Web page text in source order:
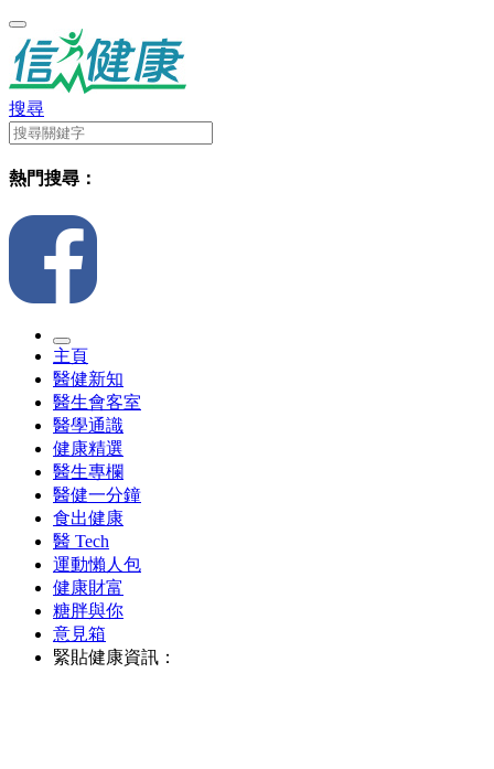
搜尋
熱門搜尋：
主頁
醫健新知
醫生會客室
醫學通識
健康精選
醫生專欄
醫健一分鐘
食出健康
醫 Tech
運動懶人包
健康財富
糖胖與你
意見箱
緊貼健康資訊：